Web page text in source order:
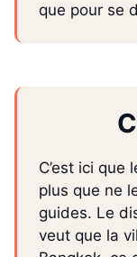
que pour se
C’est ici que
plus que ne
guides. Le
veut que la